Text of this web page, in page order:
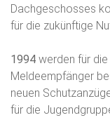
Dachgeschosses
für die zukünftige
1994 werden für
Meldeempfänger
neuen
für die